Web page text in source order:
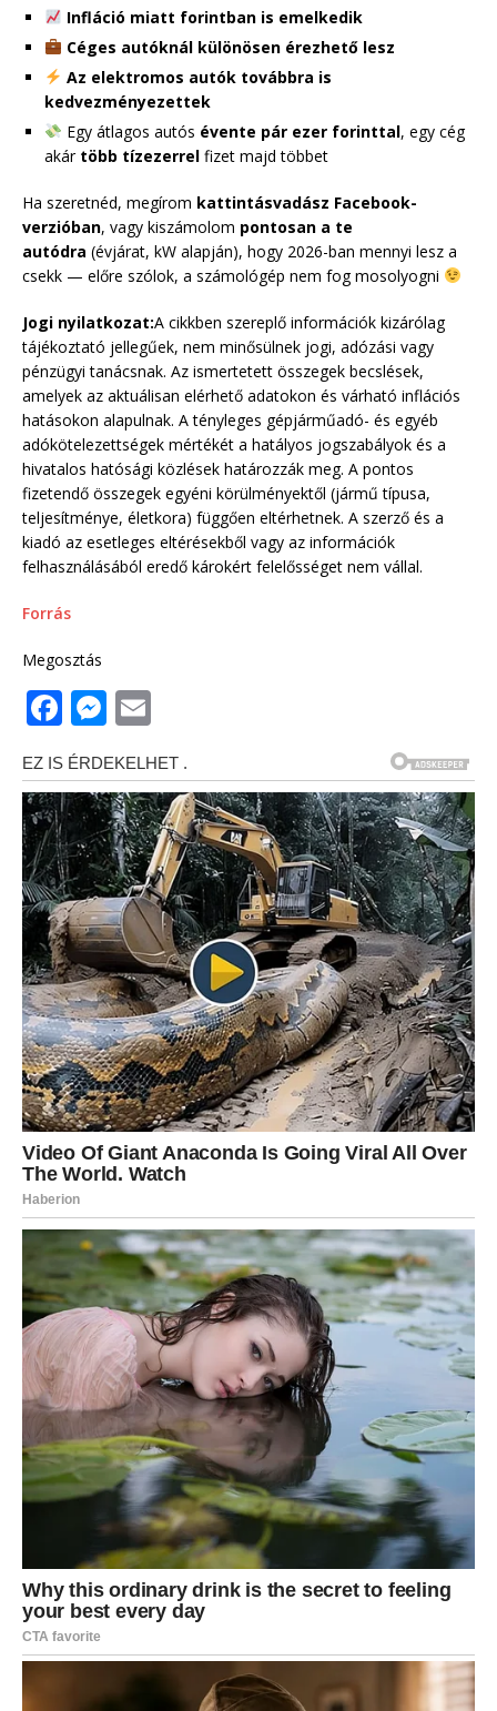
Infláció miatt forintban is emelkedik
Céges autóknál különösen érezhető lesz
Az elektromos autók továbbra is
kedvezményezettek
Egy átlagos autós évente pár ezer forinttal, egy cég
akár több tízezerrel fizet majd többet
Ha szeretnéd, megírom kattintásvadász Facebook-
verzióban, vagy kiszámolom pontosan a te
autódra (évjárat, kW alapján), hogy 2026-ban mennyi lesz a
csekk — előre szólok, a számológép nem fog mosolyogni
Jogi nyilatkozat:A cikkben szereplő információk kizárólag
tájékoztató jellegűek, nem minősülnek jogi, adózási vagy
pénzügyi tanácsnak. Az ismertetett összegek becslések,
amelyek az aktuálisan elérhető adatokon és várható inflációs
hatásokon alapulnak. A tényleges gépjárműadó- és egyéb
adókötelezettségek mértékét a hatályos jogszabályok és a
hivatalos hatósági közlések határozzák meg. A pontos
fizetendő összegek egyéni körülményektől (jármű típusa,
teljesítménye, életkora) függően eltérhetnek. A szerző és a
kiadó az esetleges eltérésekből vagy az információk
felhasználásából eredő károkért felelősséget nem vállal.
Forrás
Megosztás
F
a
c
e
b
o
o
k
M
ss
e
n
g
e
r
ai
l